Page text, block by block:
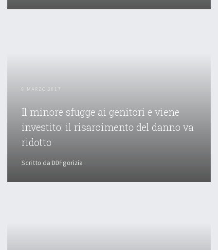
9 MARZO 2017
Il minore sfugge ai genitori e viene
investito: il risarcimento del danno va
ridotto
Scritto da DDFgorizia